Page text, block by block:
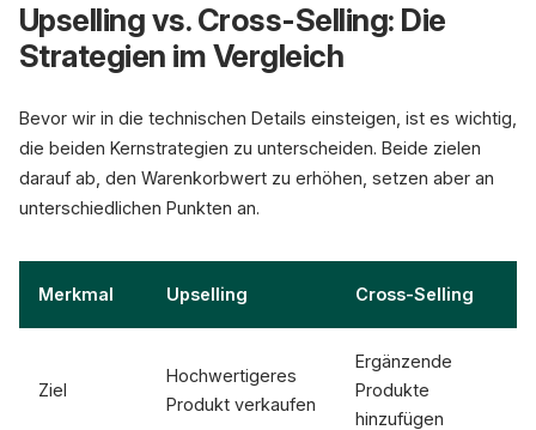
Upselling vs. Cross-Selling: Die
Strategien im Vergleich
Bevor wir in die technischen Details einsteigen, ist es wichtig,
die beiden Kernstrategien zu unterscheiden. Beide zielen
darauf ab, den Warenkorbwert zu erhöhen, setzen aber an
unterschiedlichen Punkten an.
Merkmal Upselling Cross-Selling
Ziel
Hochwertigeres
Produkt verkaufen
Ergänzende
Produkte
hinzufügen